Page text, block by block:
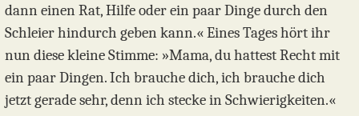
dann einen Rat, Hilfe oder ein paar Dinge durch den
Schleier hindurch geben kann.« Eines Tages hört ihr
nun diese kleine Stimme: »Mama, du hattest Recht mit
ein paar Dingen. Ich brauche dich, ich brauche dich
jetzt gerade sehr, denn ich stecke in Schwierigkeiten.«